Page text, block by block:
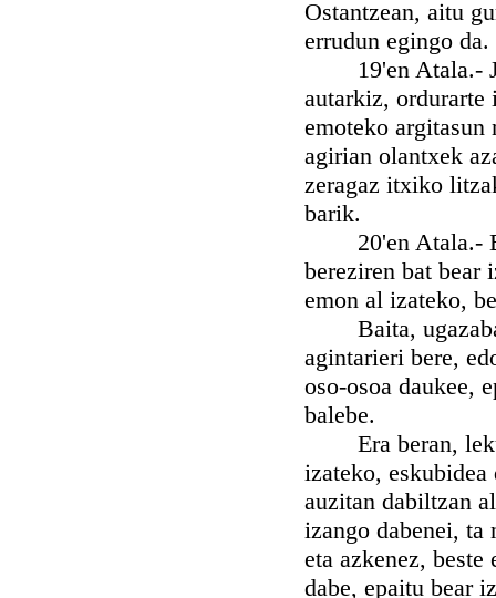
Ostantzean, aitu
errudun egingo da.
19'en Atala.-
autarkiz, ordurarte
emoteko
agirian olantxek
zeragaz itxiko
barik.
20'en Atala.-
bereziren bat bear
emon al izateko,
Baita, ugazaba-
agintarieri bere,
oso-osoa daukee,
balebe.
Era beran,
izateko,
auzitan dabiltzan
izango dabenei, ta
eta azkenez,
dabe, epaitu bear